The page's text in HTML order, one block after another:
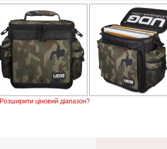
Розширити ціновий діапазон?